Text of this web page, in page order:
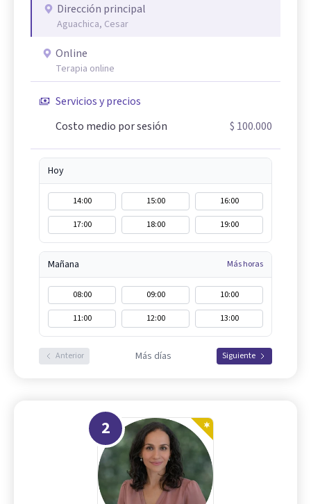
Dirección principal
Aguachica, Cesar
Online
Terapia online
Servicios y precios
Costo medio por sesión
$ 100.000
Hoy
14:00 15:00
16:00
17:00
18:00 19:00
Mañana Más horas
08:00 09:00
10:00
11:00
12:00 13:00
Anterior Más días Siguiente
2